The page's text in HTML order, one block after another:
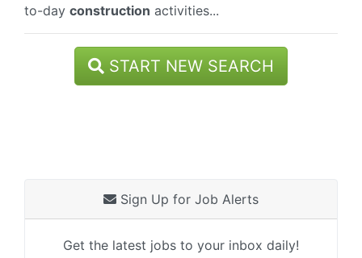
to-day construction activities...
START NEW SEARCH
Sign Up for Job Alerts
Get the latest jobs to your inbox daily!